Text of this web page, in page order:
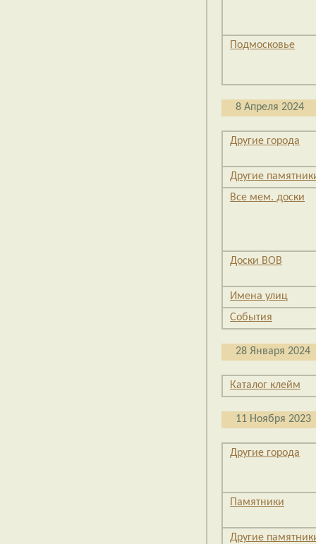
Подмосковье
8 Апреля 2024
Другие города
Другие
Все мем. доски
Доски ВОВ
Имена улиц
События
28 Января 2024
Каталог клейм
11 Ноября 2023
Другие города
Памятники
Другие